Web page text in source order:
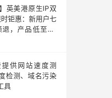
英美港原生IP双
钜惠：新用户七
，产品低至36
业务秒部署！
供网站速度测
检测、域名污染
具